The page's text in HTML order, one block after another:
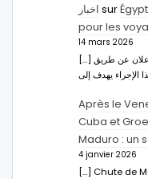
اخبار sur
pour les
14 mars 2026
[…] الإعلان عن طريق Ahmed Abdel-Latifسفير مصر بالرباط.
Après le
Cuba et
Maduro : un
4 janvier 2026
[…] Chute de